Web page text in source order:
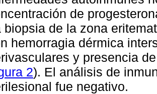
de
biopsia de la zona
hemorragia dérmica
y presencia
2). El análisis de
fue negativo.